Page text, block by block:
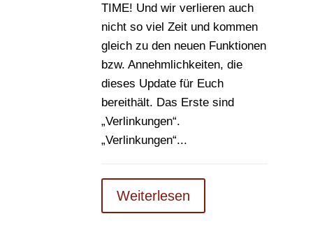
TIME! Und wir verlieren auch
nicht so viel Zeit und kommen
gleich zu den neuen Funktionen
bzw. Annehmlichkeiten, die
dieses Update für Euch
bereithält. Das Erste sind
„Verlinkungen“.
„Verlinkungen“...
Weiterlesen